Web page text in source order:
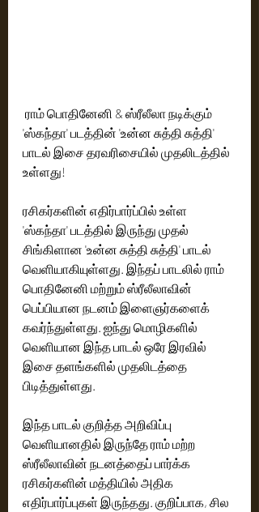
'ஸ்கந்தா' படத்தின் 'உன்ன சுத்தி சுத்தி'
பாடல் இசை தரவரிசையில் முதலிடத்தில்
உள்ளது!
ரசிகர்களின் எதிர்பார்ப்பில் உள்ள
'ஸ்கந்தா' படத்தில் இருந்து முதல்
சிங்கிளான 'உன்ன சுத்தி சுத்தி' பாடல்
வெளியாகியுள்ளது. இந்தப் பாடலில் ராம்
பொதினேனி மற்றும் ஸ்ரீலீலாவின்
பெப்பியான நடனம் இளைஞர்களைக்
கவர்ந்துள்ளது. ஐந்து மொழிகளில்
வெளியான இந்த பாடல் ஒரே இரவில்
இசை தளங்களில் முதலிடத்தை
பிடித்துள்ளது.
இந்த பாடல் குறித்த அறிவிப்பு
வெளியானதில் இருந்தே ராம் மற்ற
ஸ்ரீலீலாவின் நடனத்தைப் பார்க்க
ரசிகர்களின் மத்தியில் அதிக
எதிர்பார்ப்புகள் இருந்தது. குறிப்பாக, சில